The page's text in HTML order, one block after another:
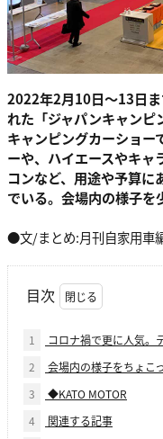
2022年2月10日～13日
れた「ジャパンキャン
キャンピングカーショー
ーや、ハイエースやキ
コンなど、用途や予算
でいる。会場内の様子を
●文/まとめ:月刊自家用車
目次
1
コロナ禍で更に人気。
2
会場内の様子をちょこ
3
◆KATO MOTOR
4
関連する記事